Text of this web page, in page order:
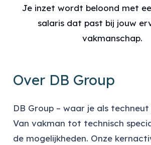
Je inzet wordt beloond met
salaris dat past bij jouw
vakmanschap.
Over DB Group
DB Group – waar je als
Van vakman tot technisch
de mogelijkheden. Onze